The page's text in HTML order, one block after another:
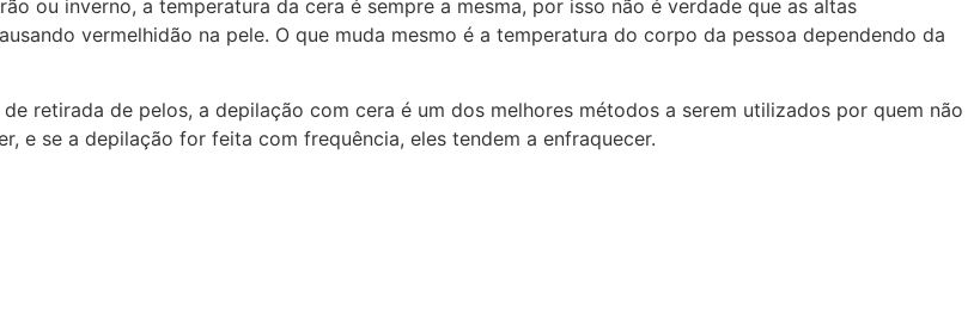
ou inverno, a temperatura da cera é sempre a mesma, por isso não é verdade que as altas
vermelhidão na pele. O que muda mesmo é a temperatura do corpo da pessoa dependendo da
retirada de pelos, a depilação com cera é um dos melhores métodos a serem utilizados por quem não
e se a depilação for feita com frequência, eles tendem a enfraquecer.